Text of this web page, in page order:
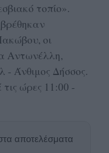
τοπίο».
οι
Αντωνέλλη,
Άνθιμος Δήσσος.
τις ώρες 11:00 -
αποτελέσματα